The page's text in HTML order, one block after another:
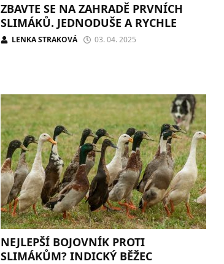
ZBAVTE SE NA ZAHRADĚ PRVNÍCH
SLIMÁKŮ. JEDNODUŠE A RYCHLE
LENKA STRAKOVÁ 03. 04. 2025
NEJLEPŠÍ BOJOVNÍK PROTI
SLIMÁKŮM? INDICKÝ BĚŽEC